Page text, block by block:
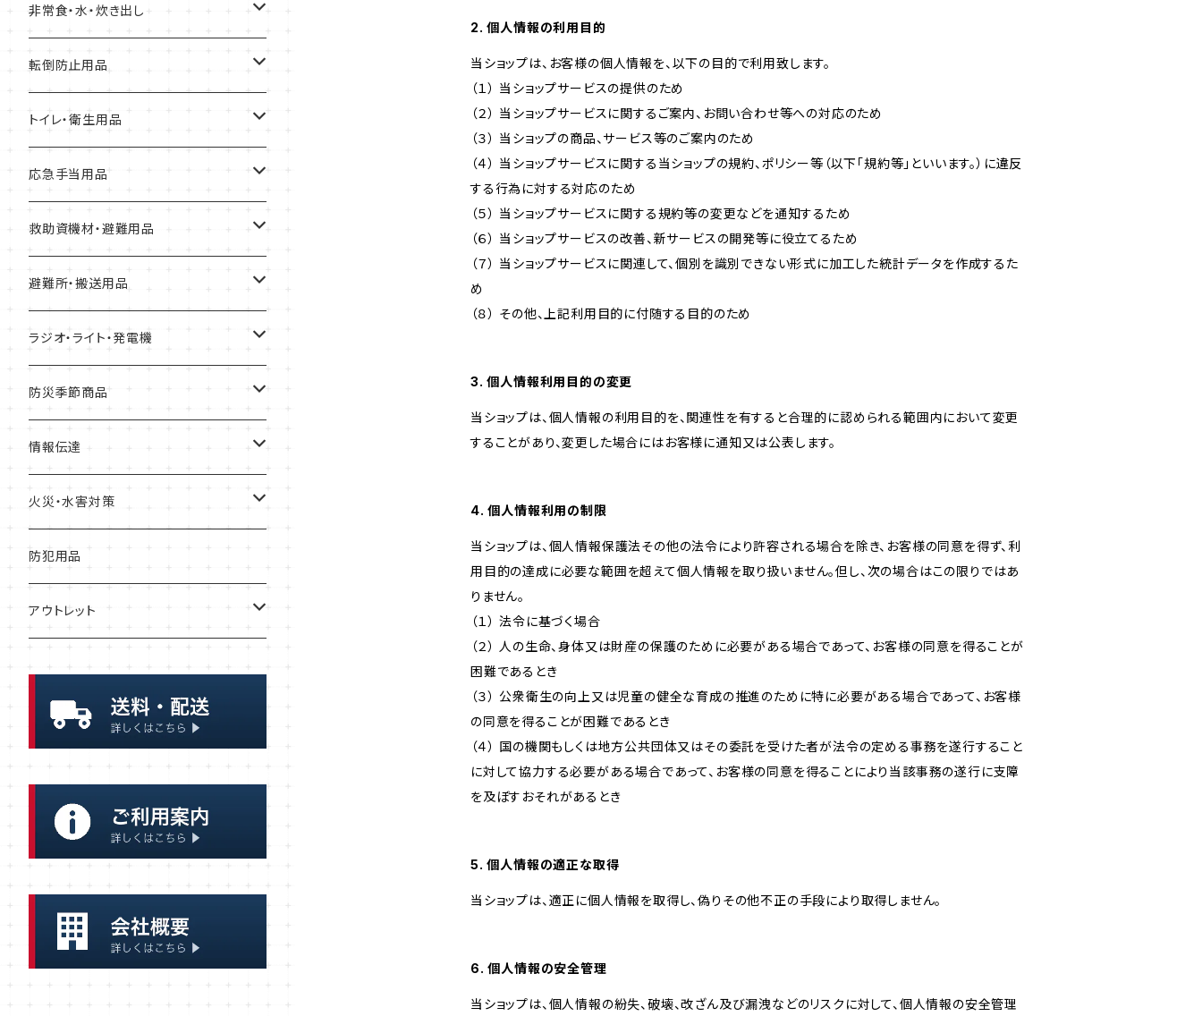
2. 個人情報の利用目的
当ショップは、お客様の個人情報を、以下の目的で利用致します。
（１） 当ショップサービスの提供のため
（２） 当ショップサービスに関するご案内、お問い合わせ等への対応のため
（３） 当ショップの商品、サービス等のご案内のため
（４） 当ショップサービスに関する当ショップの規約、ポリシー等（以下「規約等」といいます。）に違反
する行為に対する対応のため
（５） 当ショップサービスに関する規約等の変更などを通知するため
（６） 当ショップサービスの改善、新サービスの開発等に役立てるため
（７） 当ショップサービスに関連して、個別を識別できない形式に加工した統計データを作成するた
め
（８） その他、上記利用目的に付随する目的のため
3. 個人情報利用目的の変更
当ショップは、個人情報の利用目的を、関連性を有すると合理的に認められる範囲内において変更
することがあり、変更した場合にはお客様に通知又は公表します。
4. 個人情報利用の制限
当ショップは、個人情報保護法その他の法令により許容される場合を除き、お客様の同意を得ず、利
用目的の達成に必要な範囲を超えて個人情報を取り扱いません。但し、次の場合はこの限りではあ
りません。
（１） 法令に基づく場合
（２） 人の生命、身体又は財産の保護のために必要がある場合であって、お客様の同意を得ることが
困難であるとき
（３） 公衆衛生の向上又は児童の健全な育成の推進のために特に必要がある場合であって、お客様
の同意を得ることが困難であるとき
（４） 国の機関もしくは地方公共団体又はその委託を受けた者が法令の定める事務を遂行すること
に対して協力する必要がある場合であって、お客様の同意を得ることにより当該事務の遂行に支障
を及ぼすおそれがあるとき
5. 個人情報の適正な取得
当ショップは、適正に個人情報を取得し、偽りその他不正の手段により取得しません。
6. 個人情報の安全管理
当ショップは、個人情報の紛失、破壊、改ざん及び漏洩などのリスクに対して、個人情報の安全管理
クッキー、ビスケット
非常食・水・炊き出し
アルファ化米
パスタ
スープ
缶詰
パン
レトルト食品
リゾット
非常食セット
一食ボックス
一食パック
インスタント麺
浄水・給水
炊き出し
転倒防止用品
耐震マット
転倒防止用具
ガラス飛散防止フィルム
ブレーカー遮断装置
金具・ストッパー・ワイヤー
落下防止
トイレ・衛生用品
Letito
簡易トイレ
組み立て式簡易トイレ
トイレテント
衛生用品
応急手当用品
救急セット
止血・包帯・処置用品
救助資機材・避難用品
非常持出袋
ずきん・ヘルメット
工具
避難所・搬送用品
緊急避難所
テント
リアカー・避難車
担架
簡易ベッド
ラジオ・ライト・発電機
ガソリン缶
ガソリン携行缶
発電機
充電器・電池
防災季節商品
寒さ対策
暑さ・熱中症対策
情報伝達
メモ
メガホン・拡声器
火災・水害対策
ボート
防犯用品
アウトレット
缶詰
おかず
スープ